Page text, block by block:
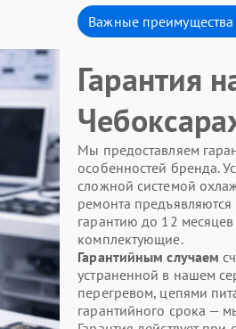
Важные преимущества
Гарантия
Мы предоставляем
особенностей бренда.
сложной системой
ремонта
гарантию до 12
комплектующие.
Гарантийным случаем
устраненной в нашем
перегревом, цепями
гарантийного срока —